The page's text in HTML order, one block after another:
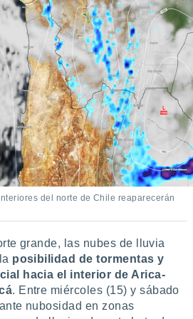
del norte de Chile reaparecerán
grande, las nubes de lluvia
posibilidad de tormentas y
hacia el interior de Arica-
. Entre miércoles (15) y sábado
nubosidad en zonas